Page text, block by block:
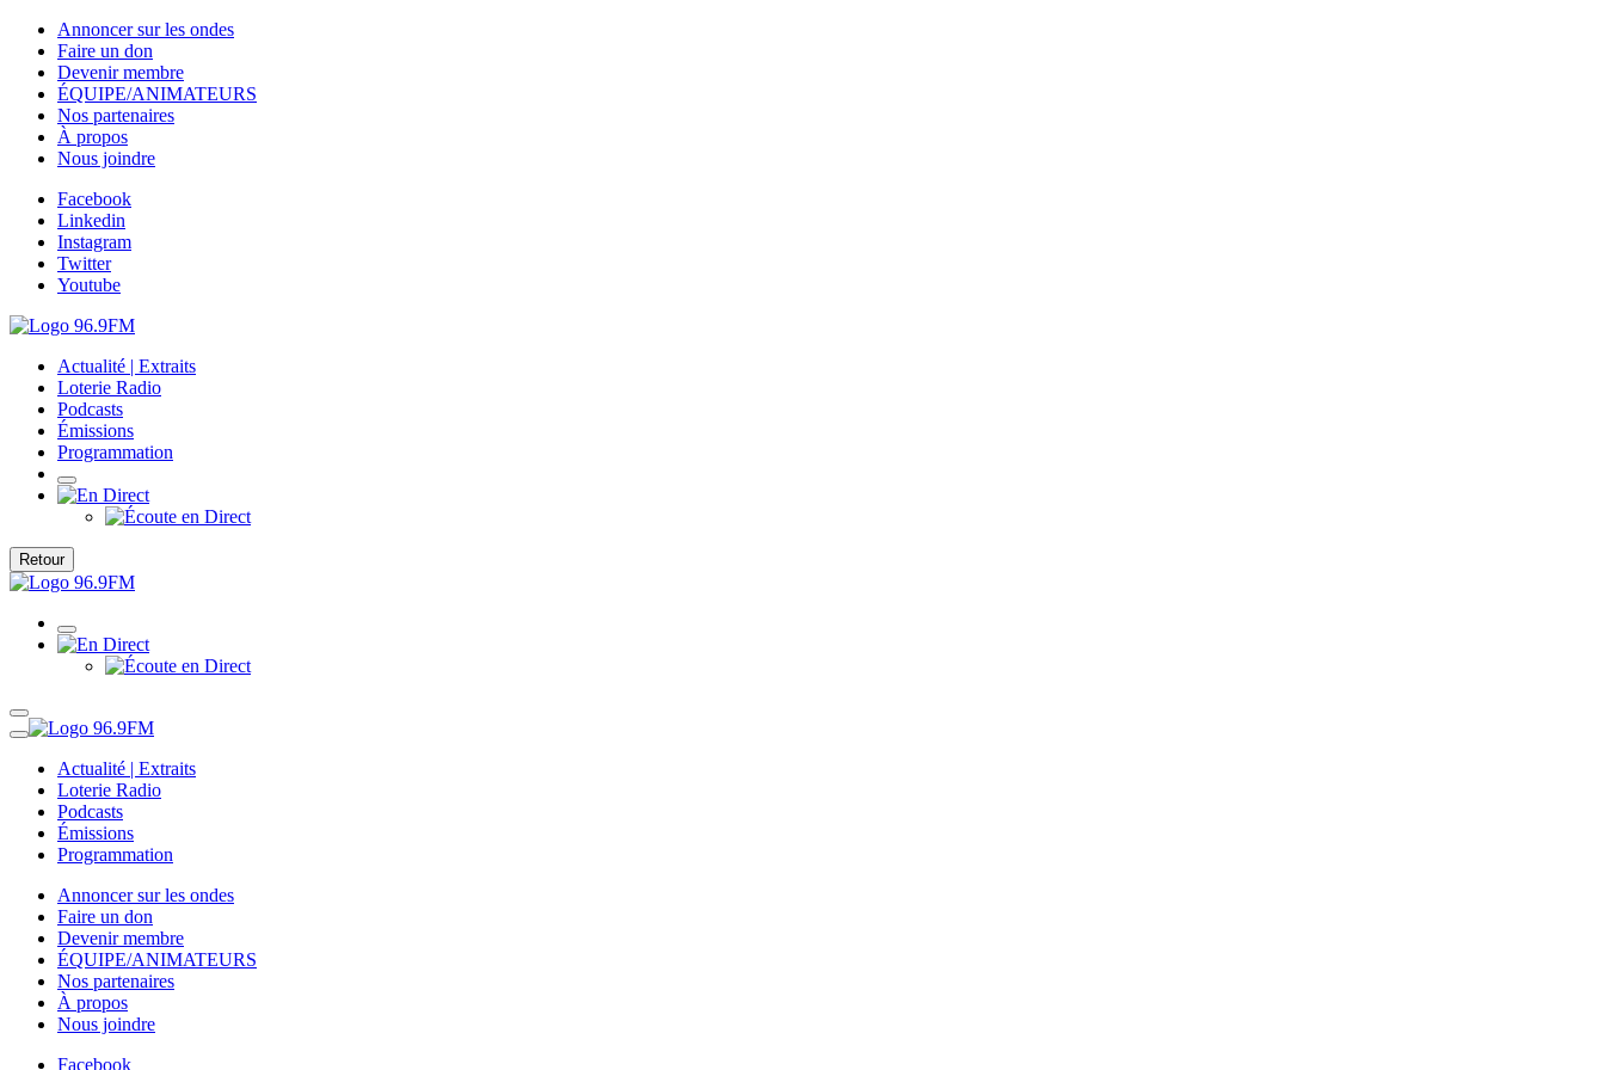
Annoncer sur les ondes
Faire un don
Devenir membre
ÉQUIPE/ANIMATEURS
Nos partenaires
À propos
Nous joindre
Facebook
Linkedin
Instagram
Twitter
Youtube
Actualité | Extraits
Loterie Radio
Podcasts
Émissions
Programmation
Retour
Actualité | Extraits
Loterie Radio
Podcasts
Émissions
Programmation
Annoncer sur les ondes
Faire un don
Devenir membre
ÉQUIPE/ANIMATEURS
Nos partenaires
À propos
Nous joindre
Facebook